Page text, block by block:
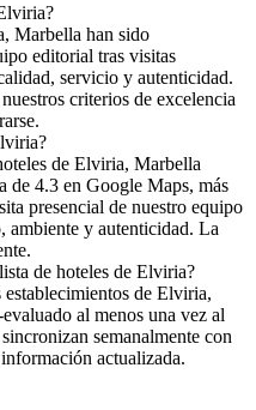
Marbella han sido
editorial tras visitas
servicio y autenticidad.
criterios de excelencia
de Elviria, Marbella
de 4.3 en Google Maps, más
presencial de nuestro equipo
ambiente y autenticidad. La
de hoteles de Elviria?
de Elviria,
al menos una vez al
semanalmente con
actualizada.